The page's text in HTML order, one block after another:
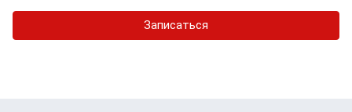
Записаться